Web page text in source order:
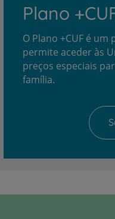
Plano
O Plano +CUF é
permite aceder às
preços especiais
família.